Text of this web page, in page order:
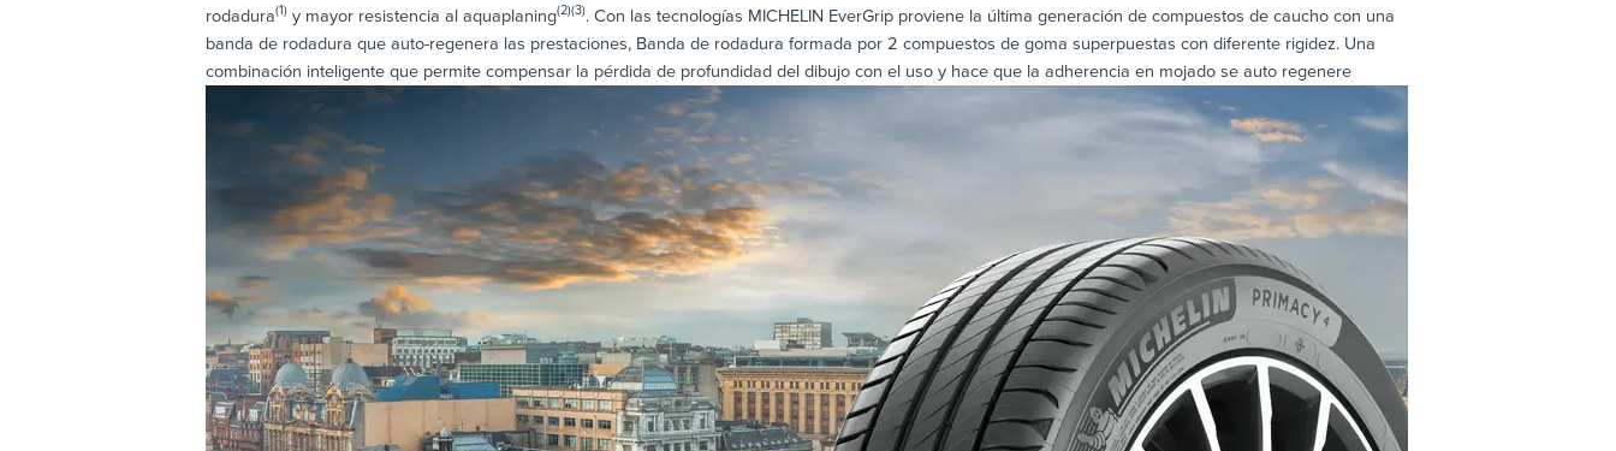
rodadura(1)y mayor resistencia al aquaplaning(2)(3). Con las tecnologías MICHELIN EverGrip proviene la última generación de compuestos de caucho con una
banda de rodadura que auto-regenera las prestaciones, Banda de rodadura formada por 2 compuestos de goma superpuestas con diferente rigidez. Una
combinación inteligente que permite compensar la pérdida de profundidad del dibujo con el uso y hace que la adherencia en mojado se auto regenere